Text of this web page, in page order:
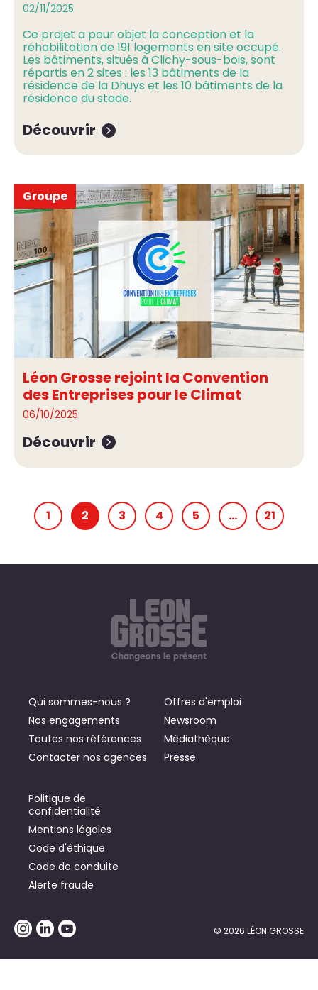
02/11/2025
Ce projet a pour objet la conception et la
réhabilitation de 191 logements en site occupé.
Les bâtiments, situés à Clichy-sous-bois, sont
répartis en 2 sites : les 13 bâtiments de la
résidence de la Dhuys et les 10 bâtiments de la
résidence du stade.
Découvrir
Groupe
Léon Grosse rejoint la Convention
des Entreprises pour le Climat
06/10/2025
Découvrir
1 2 3 4 5 … 21
Qui sommes-nous ?
Nos engagements
Toutes nos références
Contacter nos agences
Offres d'emploi
Newsroom
Médiathèque
Presse
Politique de
confidentialité
Mentions légales
Code d'éthique
Code de conduite
Alerte fraude
© 2026 LÉON GROSSE